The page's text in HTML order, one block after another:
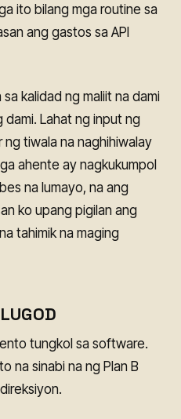
ito bilang mga routine sa
ang gastos sa API
kalidad ng maliit na dami
dami. Lahat ng input ng
ng tiwala na naghihiwalay
ahente ay nagkukumpol
na lumayo, na ang
ko upang pigilan ang
tahimik na maging
tungkol sa software.
na sinabi na ng Plan B